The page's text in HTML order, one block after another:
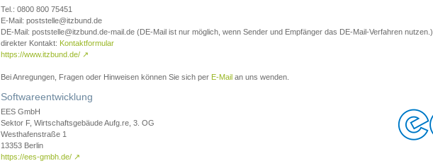
Tel.: 0800 800 75451
E-Mail: poststelle@itzbund.de
DE-Mail: poststelle@itzbund.de-mail.de (DE-Mail ist nur möglich, wenn Sender und Empfänger das DE-Mail-Verfahren nutzen.)
direkter Kontakt: Kontaktformular
https://www.itzbund.de/ ↗
Bei Anregungen, Fragen oder Hinweisen können Sie sich per E-Mail an uns wenden.
Softwareentwicklung
EES GmbH
Sektor F, Wirtschaftsgebäude Aufg.re, 3. OG
Westhafenstraße 1
13353 Berlin
https://ees-gmbh.de/ ↗